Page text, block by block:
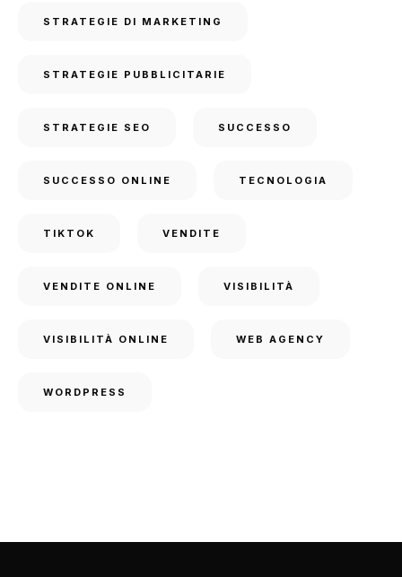
STRATEGIE DI MARKETING
STRATEGIE PUBBLICITARIE
STRATEGIE SEO SUCCESSO
SUCCESSO ONLINE TECNOLOGIA
TIKTOK VENDITE
VENDITE ONLINE VISIBILITÀ
VISIBILITÀ ONLINE WEB AGENCY
WORDPRESS